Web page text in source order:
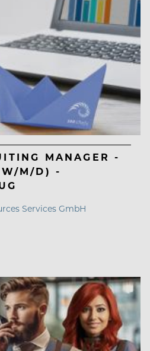
MANAGER -
M/D) -
Services GmbH